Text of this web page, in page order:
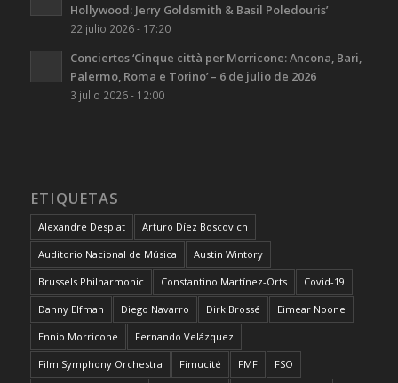
Hollywood: Jerry Goldsmith & Basil Poledouris’
22 julio 2026 - 17:20
Conciertos ‘Cinque città per Morricone: Ancona, Bari,
Palermo, Roma e Torino’ – 6 de julio de 2026
3 julio 2026 - 12:00
ETIQUETAS
Alexandre Desplat Arturo Díez Boscovich
Auditorio Nacional de Música Austin Wintory
Brussels Philharmonic Constantino Martínez-Orts Covid-19
Danny Elfman Diego Navarro Dirk Brossé Eimear Noone
Ennio Morricone Fernando Velázquez
Film Symphony Orchestra Fimucité FMF FSO